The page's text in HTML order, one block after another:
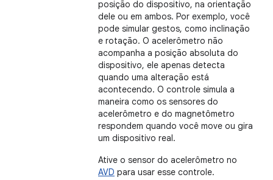
posição do dispositivo, na orientação
dele ou em ambos. Por exemplo, você
pode simular gestos, como inclinação
e rotação. O acelerômetro não
acompanha a posição absoluta do
dispositivo, ele apenas detecta
quando uma alteração está
acontecendo. O controle simula a
maneira como os sensores do
acelerômetro e do magnetômetro
respondem quando você move ou gira
um dispositivo real.
Ative o sensor do acelerômetro no
AVD para usar esse controle.